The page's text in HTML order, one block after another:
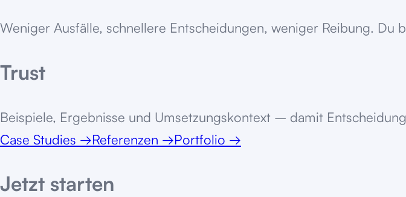
Weniger Ausfälle, schnellere Entscheidungen, weniger Reibung.
Trust
Beispiele, Ergebnisse und Umsetzungskontext – damit
Case Studies →Referenzen →Portfolio →
Jetzt starten